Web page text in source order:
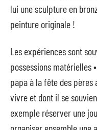
lui une sculpture en
peinture originale !
Les expériences sont
possessions matérielles
papa à la fête des pères
vivre et dont il se
exemple réserver une